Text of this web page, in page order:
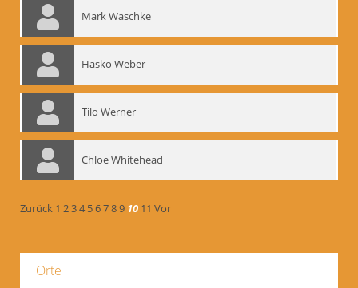
Mark Waschke
Hasko Weber
Tilo Werner
Chloe Whitehead
Zurück 1 234 56789 10 11 Vor
Orte